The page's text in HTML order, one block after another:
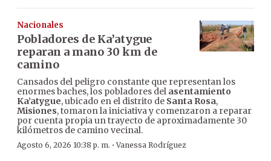
Nacionales
Pobladores de Ka’atygue
reparan a mano 30 km de
camino
Cansados del peligro constante que representan los
enormes baches, los pobladores del asentamiento
Ka’atygue, ubicado en el distrito de Santa Rosa,
Misiones, tomaron la iniciativa y comenzaron a reparar
por cuenta propia un trayecto de aproximadamente 30
kilómetros de camino vecinal.
Agosto 6, 2026 10:38 p. m. ·Vanessa Rodríguez